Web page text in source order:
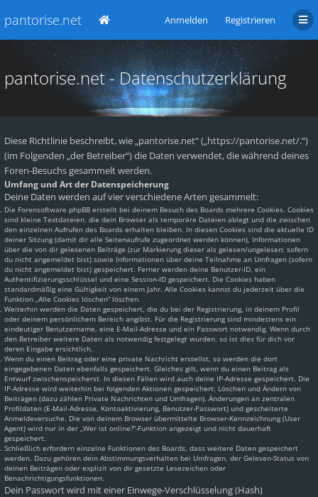
pantorise.net Anmelden Registrieren
pantorise.net - Datenschutzerklärung
Diese Richtlinie beschreibt, wie „pantorise.net“ („https://pantorise.net/.“)
(im Folgenden „der Betreiber“) die Daten verwendet, die während deines
Foren-Besuchs gesammelt werden.
Umfang und Art der Datenspeicherung
Deine Daten werden auf vier verschiedene Arten gesammelt:
Die Forensoftware phpBB erstellt bei deinem Besuch des Boards mehrere Cookies. Cookies
sind kleine Textdateien, die dein Browser als temporäre Dateien ablegt und die zwischen
den einzelnen Aufrufen des Boards erhalten bleiben. In diesen Cookies sind die aktuelle ID
deiner Sitzung (damit dir alle Seitenaufrufe zugeordnet werden können), Informationen
über die von dir gelesenen Beiträge (zur Markierung dieser als gelesen/ungelesen; sofern
du nicht angemeldet bist) sowie Informationen über deine Teilnahme an Umfragen (sofern
du nicht angemeldet bist) gespeichert. Ferner werden deine Benutzer-ID, ein
Authentifizierungsschlüssel und eine Session-ID gespeichert. Die Cookies haben
standardmäßig eine Gültigkeit von einem Jahr. Alle Cookies kannst du jederzeit über die
Funktion „Alle Cookies löschen“ löschen.
Weiterhin werden die Daten gespeichert, die du bei der Registrierung, in deinem Profil
oder deinem persönlichem Bereich angibst. Für die Registrierung sind mindestens ein
eindeutiger Benutzername, eine E-Mail-Adresse und ein Passwort notwendig. Wenn durch
den Betreiber weitere Daten als notwendig festgelegt wurden, so ist dies für dich vor
deren Eingabe ersichtlich.
Wenn du einen Beitrag oder eine private Nachricht erstellst, so werden die dort
eingegebenen Daten ebenfalls gespeichert. Gleiches gilt, wenn du einen Beitrag als
Entwurf zwischenspeicherst. In diesen Fällen wird auch deine IP-Adresse gespeichert. Die
IP-Adresse wird weiterhin bei folgenden Aktionen gespeichert: Löschen und Ändern von
Beiträgen (dazu zählen Private Nachrichten und Umfragen), Änderungen an zentralen
Profildaten (E-Mail-Adresse, Kontoaktivierung, Benutzer-Passwort) und gescheiterte
Anmeldeversuche. Die von deinem Browser übermittelte Browser-Kennzeichnung (User
Agent) wird nur in der „Wer ist online?“-Funktion angezeigt und nicht dauerhaft
gespeichert.
Schließlich erfordern einzelne Funktionen des Boards, dass weitere Daten gespeichert
werden. Dazu gehören dein Abstimmungsverhalten bei Umfragen, der Gelesen-Status von
deinen Beiträgen oder explizit von dir gesetzte Lesezeichen oder
Benachrichtigungsfunktionen.
Dein Passwort wird mit einer Einwege-Verschlüsselung (Hash)